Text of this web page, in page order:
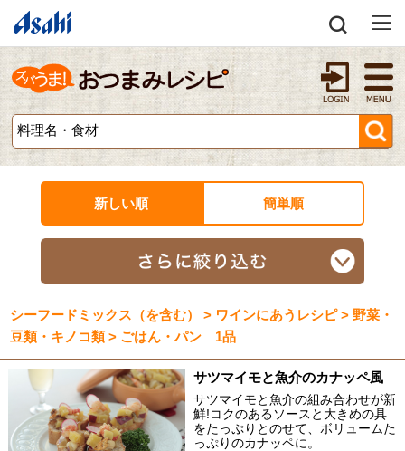
新しい順 簡単順
シーフードミックス（を含む） > ワインにあうレシピ > 野菜・
豆類・キノコ類 > ごはん・パン 1品
サツマイモと魚介のカナッペ風
サツマイモと魚介の組み合わせが新
鮮!コクのあるソースと大きめの具
をたっぷりとのせて、ボリュームた
っぷりのカナッペに。